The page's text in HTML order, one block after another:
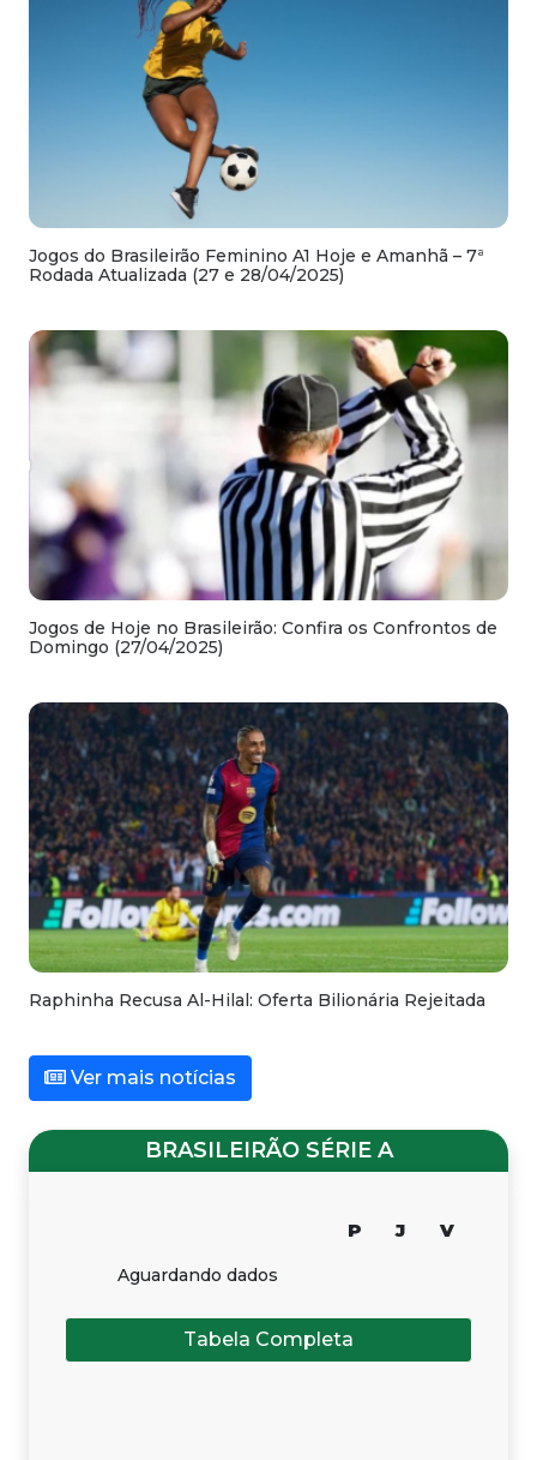
Jogos do Brasileirão Feminino A1 Hoje e Amanhã – 7ª
Rodada Atualizada (27 e 28/04/2025)
Jogos de Hoje no Brasileirão: Confira os Confrontos de
Domingo (27/04/2025)
Raphinha Recusa Al-Hilal: Oferta Bilionária Rejeitada
Ver mais notícias
BRASILEIRÃO SÉRIE A
P J V
Aguardando dados
Tabela Completa